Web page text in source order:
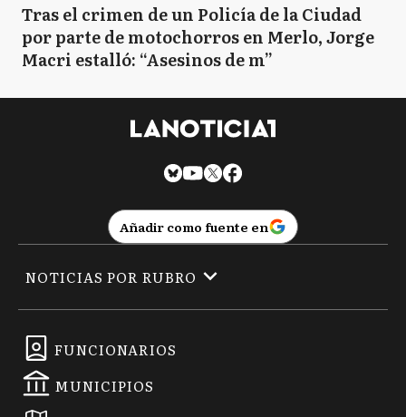
Tras el crimen de un Policía de la Ciudad
por parte de motochorros en Merlo, Jorge
Macri estalló: “Asesinos de m”
Añadir como fuente en
FUNCIONARIOS
MUNICIPIOS
NOTICIAS POR RUBRO